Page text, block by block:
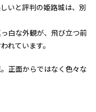
いと評判の姫路城は、別
白な外観が、飛び立つ前
れています。
正面からではなく色々な